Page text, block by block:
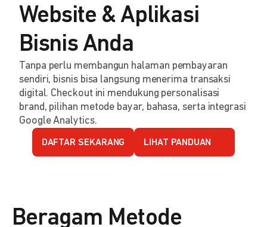
Website & Aplikasi
Bisnis Anda
Tanpa perlu membangun halaman pembayaran
sendiri, bisnis bisa langsung menerima transaksi
digital. Checkout ini mendukung personalisasi
brand, pilihan metode bayar, bahasa, serta integrasi
Google Analytics.
DAFTAR SEKARANG LIHAT PANDUAN
Beragam Metode